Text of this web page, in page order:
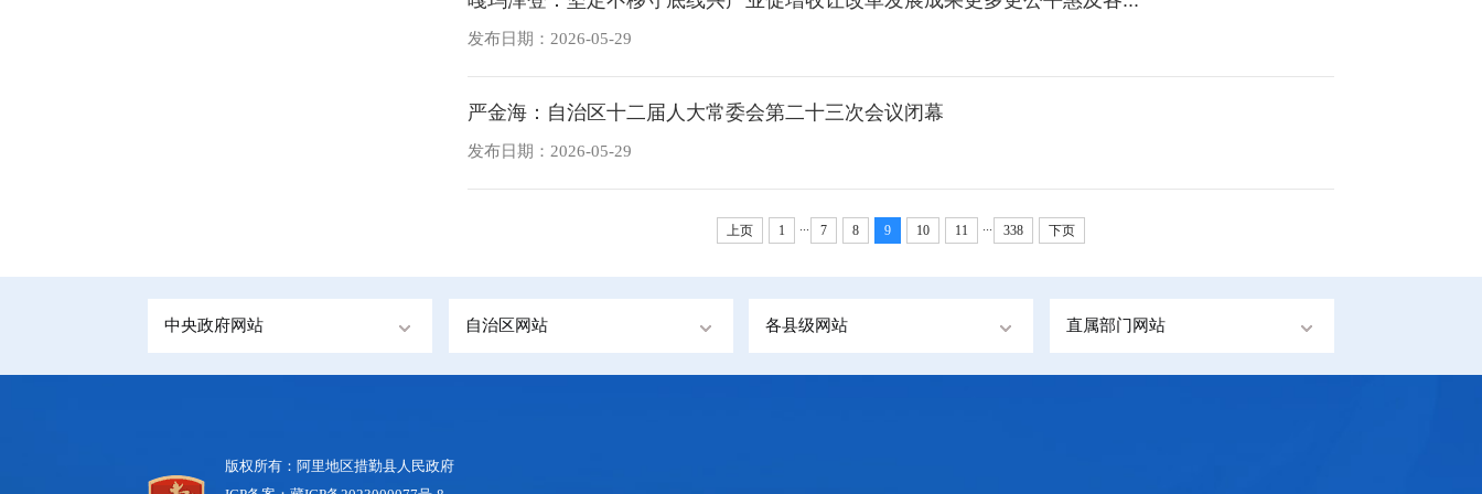
发布日期：2026-05-29
严金海：自治区十二届人大常委会第二十三次会议闭幕
发布日期：2026-05-29
上页 1 ... 7 8 9 10 11 ... 338 下页
中央政府网站 自治区网站 各县级网站 直属部门网站
版权所有：阿里地区措勤县人民政府